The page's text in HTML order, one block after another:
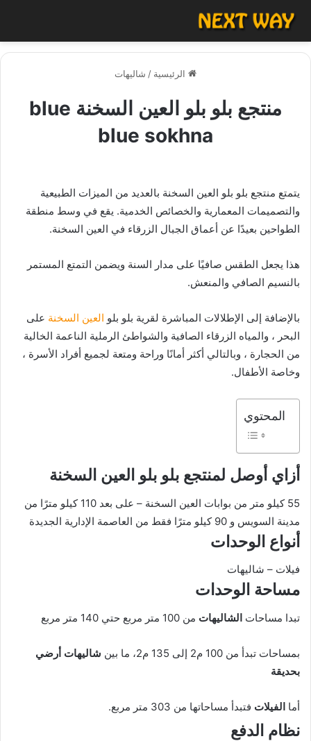
الرئيسية / شاليهات
منتجع بلو بلو العين السخنة blue
blue sokhna
يتمتع منتجع بلو بلو العين السخنة بالعديد من الميزات الطبيعية
والتصميمات المعمارية والخصائص الخدمية. يقع في وسط منطقة
الطواحين بعيدًا عن أعماق الجبال الزرقاء في العين السخنة.
هذا يجعل الطقس صافيًا على مدار السنة ويضمن التمتع المستمر
بالنسيم الصافي والمنعش.
بالإضافة إلى الإطلالات المباشرة لقرية بلو بلو العين السخنة على
البحر ، والمياه الزرقاء الصافية والشواطئ الرملية الناعمة الخالية
من الحجارة ، وبالتالي أكثر أمانًا وراحة ومتعة لجميع أفراد الأسرة ،
وخاصة الأطفال.
المحتوي
أزاي أوصل لمنتجع بلو بلو العين السخنة
55 كيلو متر من بوابات العين السخنة – على بعد 110 كيلو مترًا من
مدينة السويس و 90 كيلو مترًا فقط من العاصمة الإدارية الجديدة
أنواع الوحدات
فيلات – شاليهات
مساحة الوحدات
تبدا مساحات الشاليهات من 100 متر مربع حتي 140 متر مربع
بمساحات تبدأ من 100 م2 إلى 135 م2، ما بين
شاليهات أرضي
بحديقة
أما الفيلات فتبدأ مساحاتها من 303 متر مربع.
نظام الدفع